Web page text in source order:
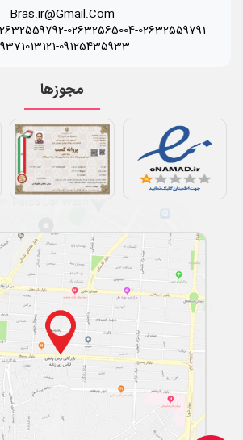
Bras.ir@Gmail.Com
02632559791
-
02632565004
-
09125435933
-
مجوزها